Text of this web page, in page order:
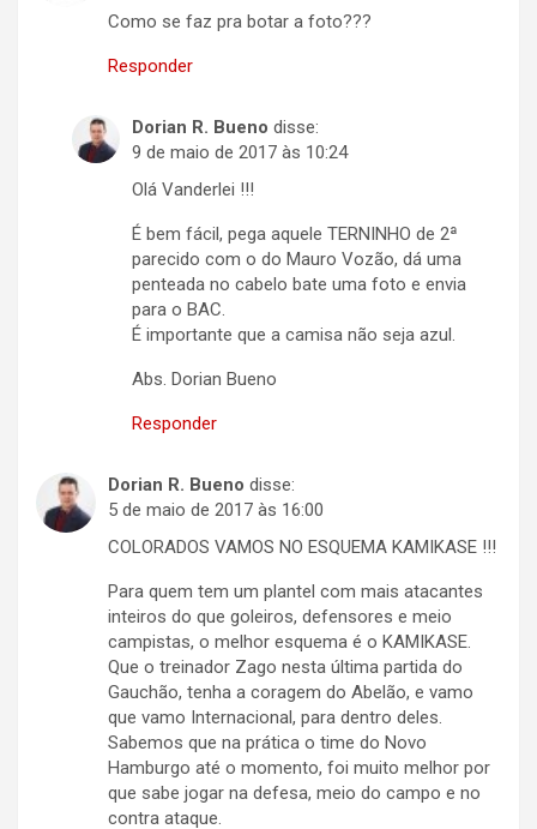
Como se faz pra botar a foto???
Responder
Dorian R. Bueno disse:
9 de maio de 2017 às 10:24
Olá Vanderlei !!!
É bem fácil, pega aquele TERNINHO de 2ª
parecido com o do Mauro Vozão, dá uma
penteada no cabelo bate uma foto e envia
para o BAC.
É importante que a camisa não seja azul.
Abs. Dorian Bueno
Responder
Dorian R. Bueno disse:
5 de maio de 2017 às 16:00
COLORADOS VAMOS NO ESQUEMA KAMIKASE !!!
Para quem tem um plantel com mais atacantes
inteiros do que goleiros, defensores e meio
campistas, o melhor esquema é o KAMIKASE.
Que o treinador Zago nesta última partida do
Gauchão, tenha a coragem do Abelão, e vamo
que vamo Internacional, para dentro deles.
Sabemos que na prática o time do Novo
Hamburgo até o momento, foi muito melhor por
que sabe jogar na defesa, meio do campo e no
contra ataque.